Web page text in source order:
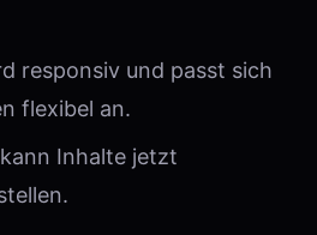
responsiv und passt sich
flexibel an.
Inhalte jetzt